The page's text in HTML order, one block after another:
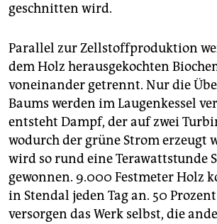
geschnitten wird.
Parallel zur Zellstoffproduktion
dem Holz herausgekochten
voneinander getrennt. Nur die
Baums werden im Laugenkessel
entsteht Dampf, der auf zwei
wodurch der grüne Strom erzeugt
wird so rund eine Terawattstunde
gewonnen. 9.000 Festmeter Holz
in Stendal jeden Tag an. 50
versorgen das Werk selbst, die